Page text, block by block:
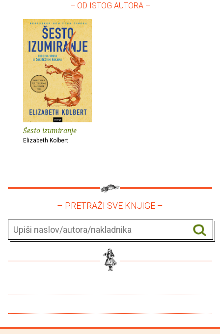
– OD ISTOG AUTORA –
Šesto izumiranje
Elizabeth Kolbert
– PRETRAŽI SVE KNJIGE –